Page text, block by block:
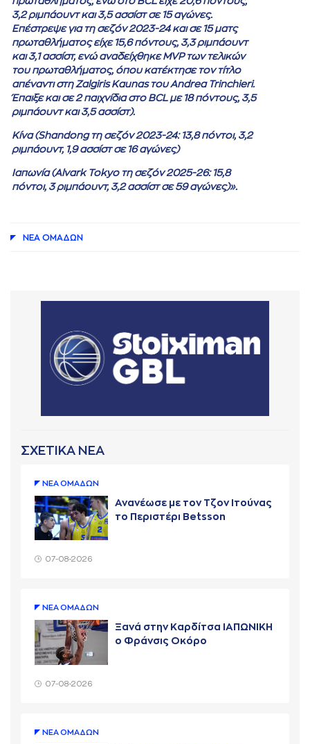
3,2 ριμπάουντ και 3,5 ασσίστ σε 15 αγώνες.
Επέστρεψε για τη σεζόν 2023-24 και σε 15 ματς
πρωταθλήματος είχε 15,6 πόντους, 3,3 ριμπάουντ
και 3,1 ασσίστ, ενώ αναδείχθηκε ΜVP των τελικών
του πρωταθλήματος, όπου κατέκτησε τον τίτλο
απέναντι στη Ζalgiris Kaunas του Andrea Trinchieri.
Έπαιξε και σε 2 παιχνίδια στο BCL με 18 πόντους, 3,5
ριμπάουντ και 3,5 ασσίστ).
Κίνα (Shandong τη σεζόν 2023-24: 13,8 πόντοι, 3,2
ριμπάουντ, 1,9 ασσίστ σε 16 αγώνες)
Ιαπωνία (Alvark Tokyo τη σεζόν 2025-26: 15,8
πόντοι, 3 ριμπάουντ, 3,2 ασσίστ σε 59 αγώνες)».
ΝΕA ΟΜAΔΩΝ
ΣΧΕΤΙΚΑ ΝΕΑ
ΝΕA ΟΜAΔΩΝ
Ανανέωσε με τον Τζον Ιτούνας
το Περιστέρι Betsson
07-08-2026
ΝΕA ΟΜAΔΩΝ
Ξανά στην Καρδίτσα ΙΑΠΩΝΙΚΗ
ο Φράνσις Οκόρο
07-08-2026
ΝΕA ΟΜAΔΩΝ